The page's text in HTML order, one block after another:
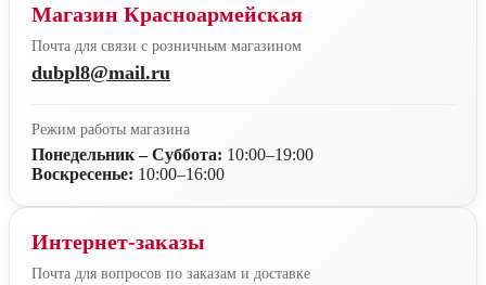
Магазин Красноармейская
Почта для связи с розничным магазином
dubpl8@mail.ru
Режим работы магазина
Понедельник – Суббота: 10:00–19:00
Воскресенье: 10:00–16:00
Интернет-заказы
Почта для вопросов по заказам и доставке